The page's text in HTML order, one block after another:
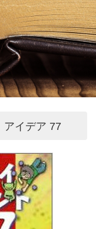
アイデア 77